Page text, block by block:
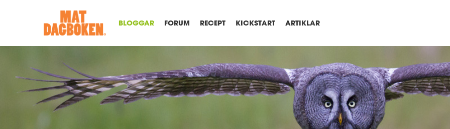
BLOGGAR FORUM RECEPT KICKSTART ARTIKLAR